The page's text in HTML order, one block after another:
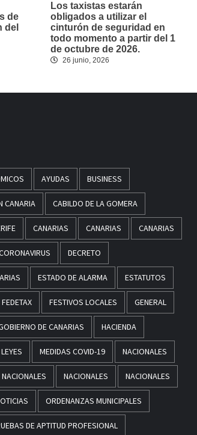
de
del
Los taxistas estarán
obligados a utilizar el
cinturón de seguridad en
todo momento a partir del 1
de octubre de 2026.
26 junio, 2026
AYUDAS BUSINESS
CANARIA CABILDO DE LA GOMERA
CANARIAS CANARIAS CANARIAS
DECRETO
ESTADO DE ALARMA ESTATUTOS
FEDETAX FESTIVOS LOCALES GENERAL
DE CANARIAS HACIENDA
LEYES MEDIDAS COVID-19 NACIONALES
NACIONALES NACIONALES NACIONALES
ORDENANZAS MUNICIPALES
DE APTITUD PROFESIONAL